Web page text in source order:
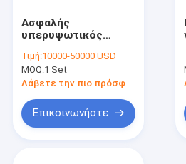
Διπλός γερανός ατσάλινων
Αυτοματοποιημένα
ηλεκτρικό κάρρο μεταφοράς
Ασφαλής
υπερυψωτικός
δέσμη για την
ανύψωση βαρέων
φορτίων 5-800
Τιμή:10000-50000 USD
MOQ:1 Set
Λάβετε την πιο πρόσφατη τιμή
Επικοινωνήστε